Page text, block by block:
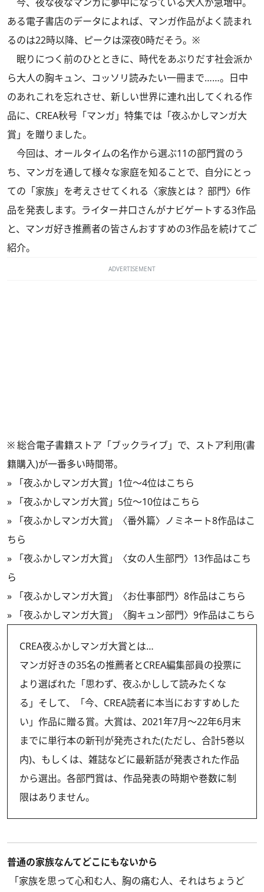
ある電子書店のデータによれば、マンガ作品がよく読まれ
るのは22時以降、ピークは深夜0時だそう。※
眠りにつく前のひとときに、時代をあぶりだす社会派か
ら大人の胸キュン、コッソリ読みたい一冊まで……。日中
のあれこれを忘れさせ、新しい世界に連れ出してくれる作
品に、CREA秋号「マンガ」特集では「夜ふかしマンガ大
賞」を贈りました。
今回は、オールタイムの名作から選ぶ11の部門賞のう
ち、マンガを通して様々な家庭を知ることで、自分にとっ
ての「家族」を考えさせてくれる〈家族とは？ 部門〉6作
品を発表します。ライター井口さんがナビゲートする3作品
と、マンガ好き推薦者の皆さんおすすめの3作品を続けてご
紹介。
ADVERTISEMENT
※ 総合電子書籍ストア「ブックライブ」で、ストア利用(書
籍購入)が一番多い時間帯。
»
「夜ふかしマンガ大賞」1位～4位はこちら
»
「夜ふかしマンガ大賞」5位～10位はこちら
»
「夜ふかしマンガ大賞」〈番外篇〉ノミネート8作品はこ
ちら
»
「夜ふかしマンガ大賞」〈女の人生部門〉13作品はこち
ら
»
「夜ふかしマンガ大賞」〈お仕事部門〉8作品はこちら
»
「夜ふかしマンガ大賞」〈胸キュン部門〉9作品はこちら
CREA夜ふかしマンガ大賞とは…
マンガ好きの35名の推薦者とCREA編集部員の投票に
より選ばれた「思わず、夜ふかしして読みたくな
る」そして、「今、CREA読者に本当におすすめした
い」作品に贈る賞。大賞は、2021年7月～22年6月末
までに単行本の新刊が発売された(ただし、合計5巻以
内)、もしくは、雑誌などに最新話が発表された作品
から選出。各部門賞は、作品発表の時期や巻数に制
限はありません。
普通の家族なんてどこにもないから
「家族を思って心和む人、胸の痛む人、それはちょうど